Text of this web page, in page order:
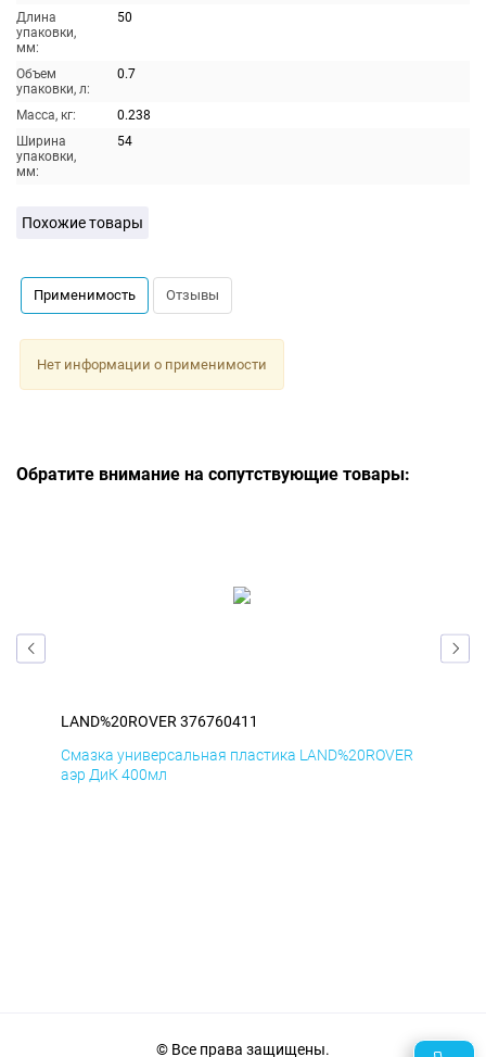
Длина
упаковки,
мм:
50
Объем
упаковки, л:
0.7
Масса, кг:
0.238
Ширина
упаковки,
мм:
54
Похожие товары
Применимость Отзывы
Нет информации о применимости
Обратите внимание на сопутствующие товары:
LAND%20ROVER 376760411
Смазка универсальная пластика LAND%20ROVER
аэр ДиК 400мл
© Все права защищены.